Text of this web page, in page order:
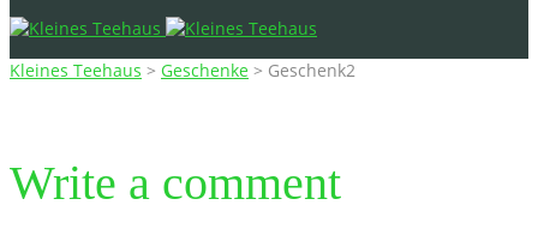
Kleines Teehaus > Geschenke > Geschenk2
Write a comment